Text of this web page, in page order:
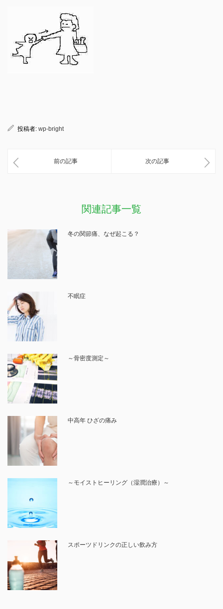
投稿者: wp-bright
前の記事 次の記事
関連記事一覧
冬の関節痛、なぜ起こる？
不眠症
～骨密度測定～
中高年 ひざの痛み
～モイストヒーリング（湿潤治療）～
スポーツドリンクの正しい飲み方